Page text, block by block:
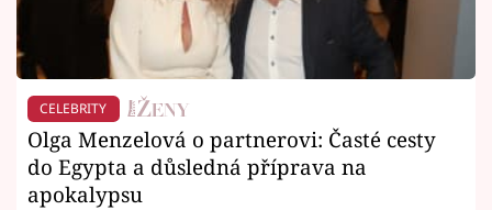
CELEBRITY
Olga Menzelová o partnerovi: Časté cesty
do Egypta a důsledná příprava na
apokalypsu